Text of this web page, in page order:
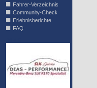
Fahrer-Verzeichnis
Community-Check
Erlebnisberichte
FAQ